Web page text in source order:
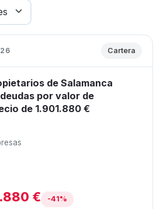
Cartera
de Salamanca
por valor de
de 1.901.880 €
€ -41%